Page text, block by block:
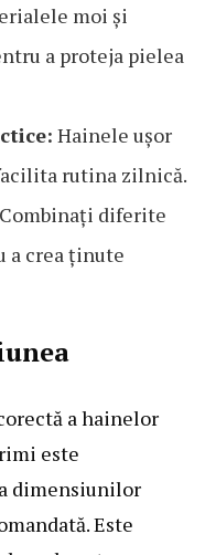
moi și
a proteja pielea
Hainele ușor
rutina zilnică.
Combinați diferite
a crea ținute
a hainelor
este
dimensiunilor
Este